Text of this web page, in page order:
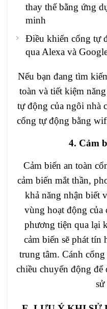
thay thế bằng ứng
minh
Điều khiển cổng tự
qua Alexa và
Nếu bạn đang tìm
toàn và tiết kiệm
tự động của ngôi nhà
cổng tự động bằng
4. Cảm
Cảm biến an toàn
cảm biến mắt thần,
khả năng nhận biết
vùng hoạt động của
phương tiện qua lại
cảm biến sẽ phát tín
trung tâm. Cánh
chiều chuyển động để
sử